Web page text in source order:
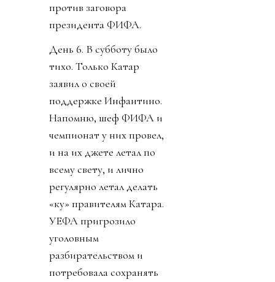
против заговора
президента ФИФА.
День 6. В субботу было
тихо. Только Катар
заявил о своей
поддержке Инфантино.
Напомню, шеф ФИФА и
чемпионат у них провел,
и на их джете летал по
всему свету, и лично
регулярно летал делать
«ку» правителям Катара.
УЕФА пригрозило
уголовным
разбирательством и
потребовала сохранять